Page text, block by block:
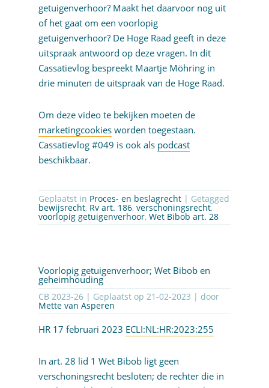
getuigenverhoor? Maakt het daarvoor nog uit
of het gaat om een voorlopig
getuigenverhoor? De Hoge Raad geeft in deze
uitspraak antwoord op deze vragen. In dit
Cassatievlog bespreekt Maartje Möhring in
drie minuten de uitspraak van de Hoge Raad.
Om deze video te bekijken moeten de
marketingcookiesworden toegestaan.
Cassatievlog #049 is ook als podcast
beschikbaar.
Geplaatst in Proces- en beslagrecht | Getagged
bewijsrecht, Rv art. 186, verschoningsrecht,
voorlopig getuigenverhoor, Wet Bibob art. 28
Voorlopig getuigenverhoor; Wet Bibob en
geheimhouding
CB 2023-26 | Geplaatst op 21-02-2023 | door
Mette van Asperen
HR 17 februari 2023 ECLI:NL:HR:2023:255
In art. 28 lid 1 Wet Bibob ligt geen
verschoningsrecht besloten; de rechter die in